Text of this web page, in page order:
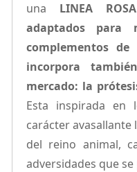
una LINEA
adaptados para
complementos
incorpora
mercado: la
Esta inspirada en
carácter avasallante
del reino animal,
adversidades que